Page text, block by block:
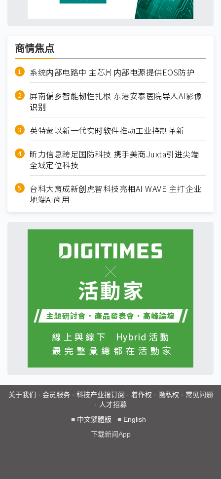
商情焦点
系统内部电路中 主芯片内部电源提供EOS防护
屏南偏乡智能韧性扎根 东港安泰医院导入AI影像
识别
英特蒙以新一代实时软件推动工业控制革新
昕力信息跨足国防科技 携手美商Juxta引进尖端
全域定位科技
台科大育成新创虎智科技亮相AI WAVE 主打企业
地端AI商用
关于我们 · 会员服务· 科技产业报订阅 · 着作权 · 隐私权 · 常见问题
· 人才招募
■ 中文繁體版 ■ English
下载新闻App